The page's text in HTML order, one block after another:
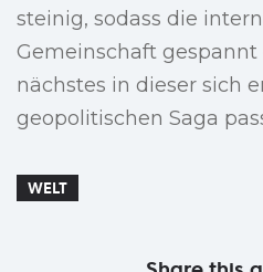
steinig, sodass die
Gemeinschaft gespannt
nächstes in dieser sich
geopolitischen Saga
WELT